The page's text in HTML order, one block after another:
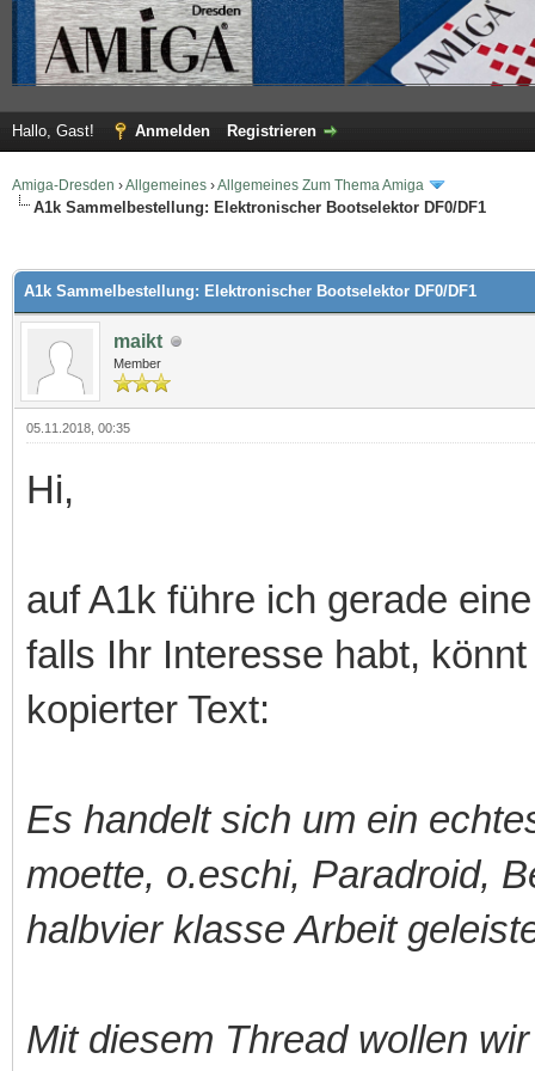
Hallo, Gast! Anmelden Registrieren
Amiga-Dresden ›Allgemeines ›Allgemeines Zum Thema Amiga
A1k Sammelbestellung: Elektronischer Bootselektor DF0/DF1
A1k Sammelbestellung: Elektronischer Bootselektor DF0/DF1
maikt
Member
05.11.2018, 00:35
Hi,
auf A1k führe ich gerade
falls Ihr Interesse habt,
kopierter Text:
Es handelt sich um ein
moette, o.eschi, Paradroid,
halbvier klasse Arbeit
Mit diesem Thread wollen